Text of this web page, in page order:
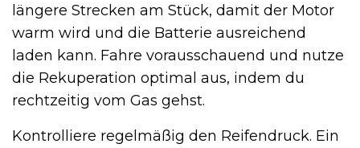
längere Strecken am Stück, damit der Motor
warm wird und die Batterie ausreichend
laden kann. Fahre vorausschauend und nutze
die Rekuperation optimal aus, indem du
rechtzeitig vom Gas gehst.
Kontrolliere regelmäßig den Reifendruck. Ein